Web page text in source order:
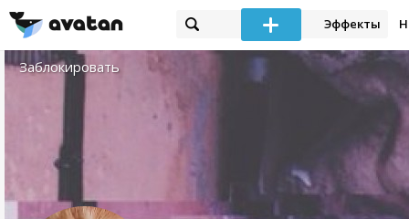
Эффекты
Заблокировать